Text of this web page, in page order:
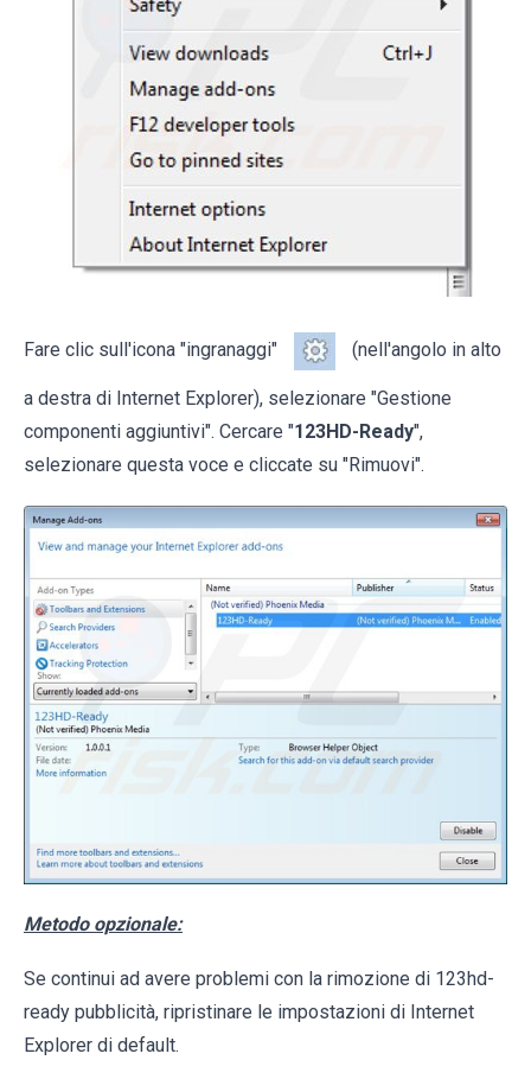
Fare clic sull'icona "ingranaggi" (nell'angolo in alto
a destra di Internet Explorer), selezionare "Gestione
componenti aggiuntivi". Cercare "123HD-Ready",
selezionare questa voce e cliccate su "Rimuovi".
Metodo opzionale:
Se continui ad avere problemi con la rimozione di 123hd-
ready pubblicità, ripristinare le impostazioni di Internet
Explorer di default.